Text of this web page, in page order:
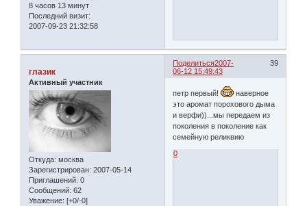
8 часов 13 минут
Последний визит:
2007-09-23 21:32:58
Поделиться 39
2007-
06-12 15:49:43
глазик
Активный участник
Откуда: москва
Зарегистрирован: 2007-05-14
Приглашений: 0
Сообщений: 62
Уважение: [+0/-0]
петр первый!
наверное
это аромат порохового дыма
и верфи))...мы передаем из
поколения в поколение как
семейную реликвию
0